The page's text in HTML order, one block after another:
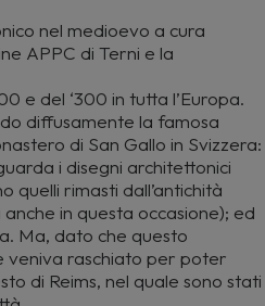
nel medioevo a cura
APPC di Terni e la
e del ‘300 in tutta l’Europa.
diffusamente la famosa
di San Gallo in Svizzera:
i disegni architettonici
quelli rimasti dall’antichità
in questa occasione); ed
Ma, dato che questo
veniva raschiato per poter
di Reims, nel quale sono stati